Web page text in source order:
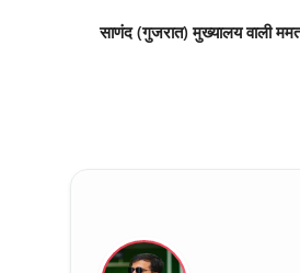
साणंद (गुजरात) मुख्यालय वाली